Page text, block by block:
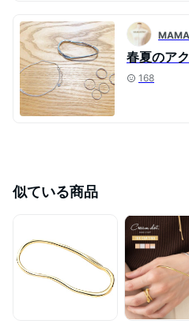
春夏のア
168
似ている商品